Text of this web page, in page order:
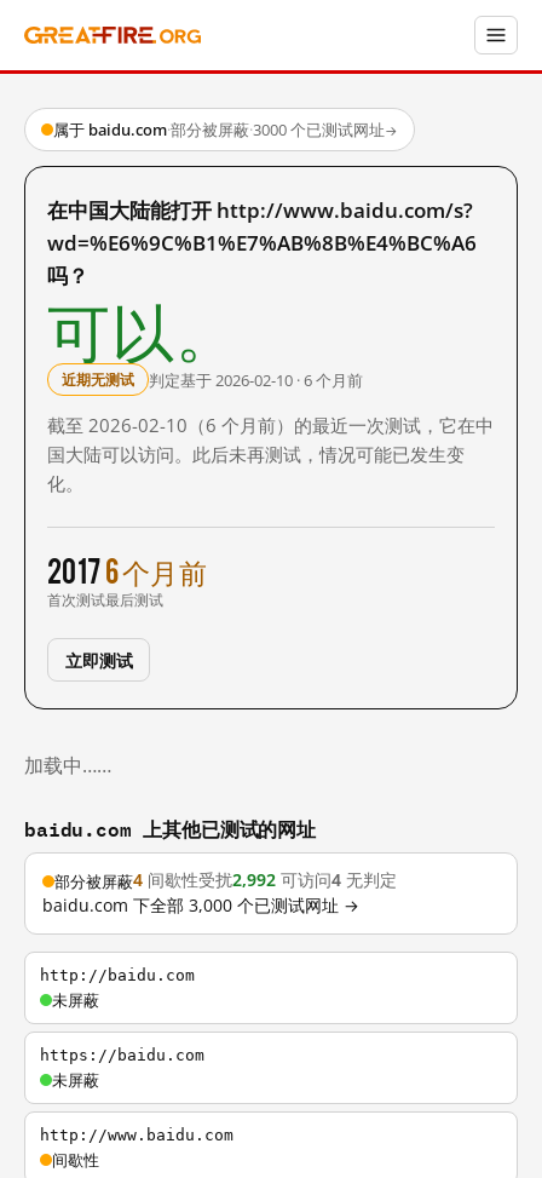
属于 baidu.com·部分被屏蔽·3000 个已测试网址→
在中国大陆能打开 http://www.baidu.com/s?
wd=%E6%9C%B1%E7%AB%8B%E4%BC%A6
吗？
可以。
近期无测试 判定基于 2026-02-10 · 6 个月前
截至 2026-02-10（6 个月前）的最近一次测试，它在中
国大陆可以访问。此后未再测试，情况可能已发生变
化。
2017
首次测试
6 个月前
最后测试
立即测试
加载中……
baidu.com 上其他已测试的网址
部分被屏蔽4 间歇性受扰2,992 可访问4 无判定
baidu.com 下全部 3,000 个已测试网址 →
http://baidu.com
未屏蔽
https://baidu.com
未屏蔽
http://www.baidu.com
间歇性